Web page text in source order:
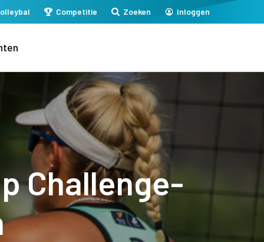
Competitie Zoeken Inloggen
Challenge-